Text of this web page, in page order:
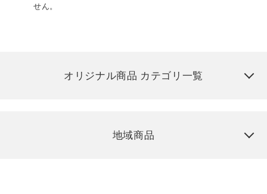
せん。
オリジナル商品 カテゴリ一覧
地域商品